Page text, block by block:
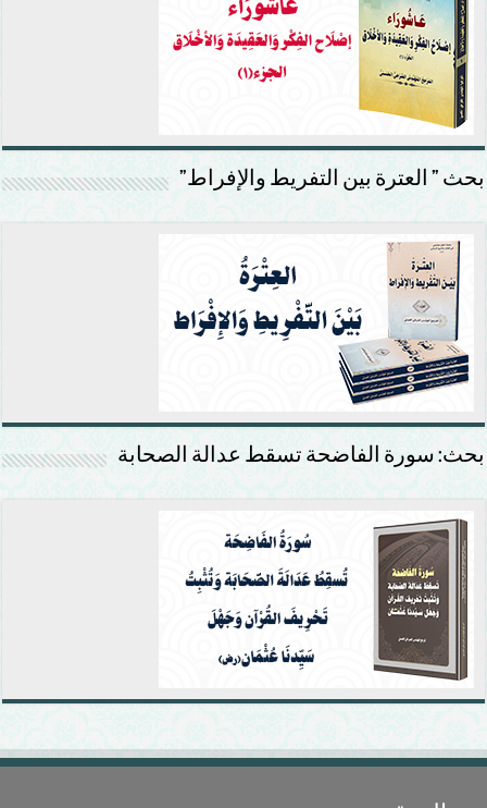
بحث ” العترة بين التفريط والإفراط”
بحث: سورة الفاضحة تسقط عدالة الصحابة